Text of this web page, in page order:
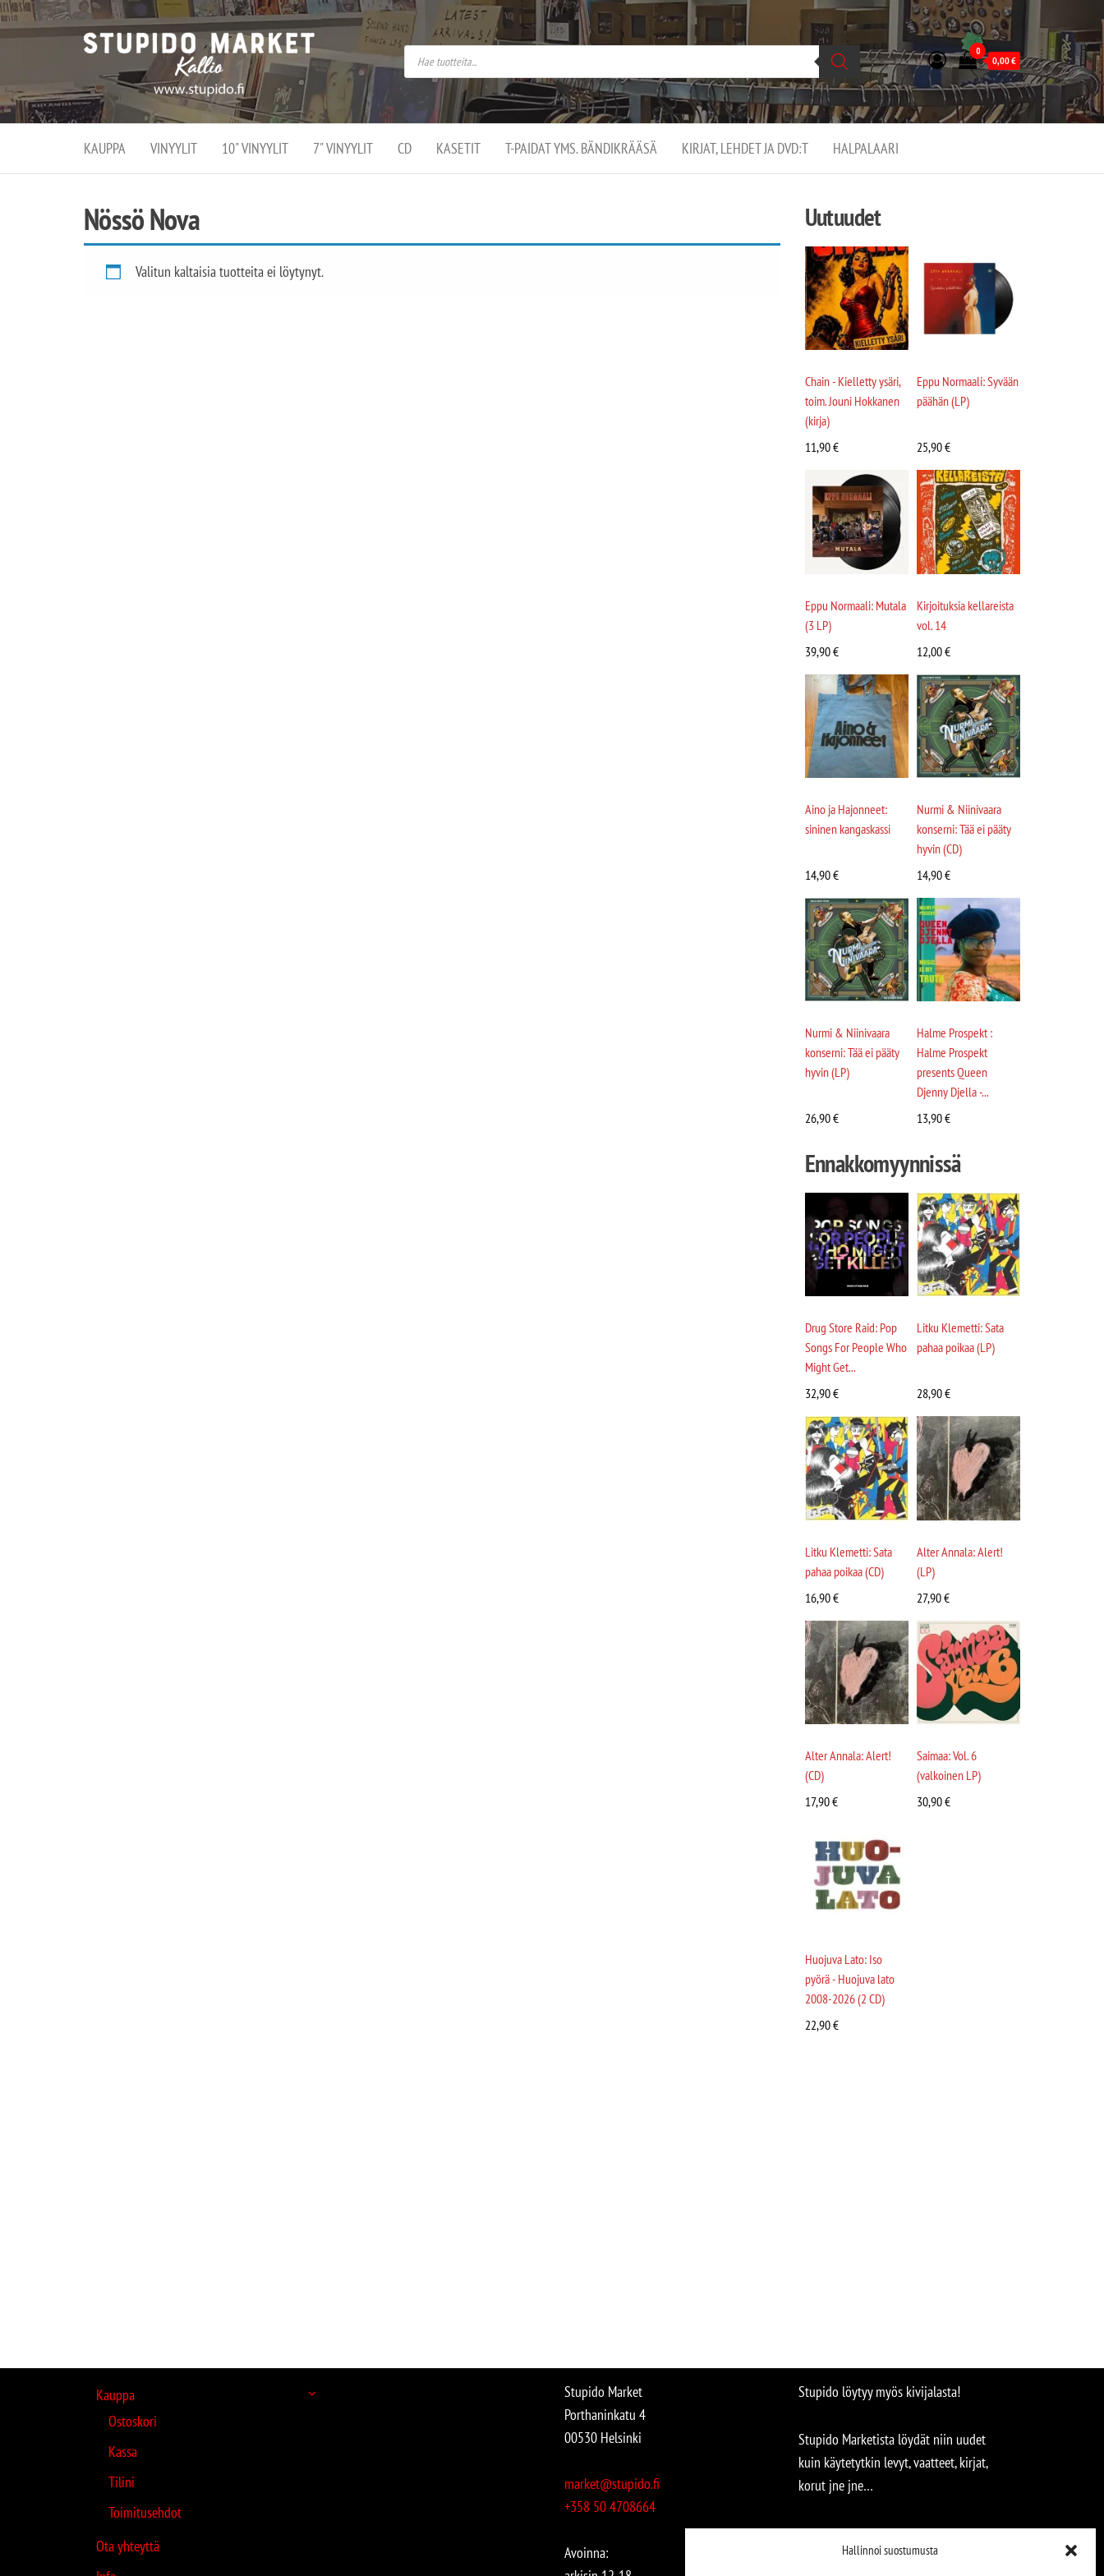
Hallinnoi suostumusta
Stupido
Market –
verkossa
ja
kivijalassa
Stupido Market on
vaihtoehtomusaan
erikoistunut
verkko- sekä
kivijalkakauppa
Helsingissä
Kallion
0
0,00€
KAUPPA VINYYLIT 10" VINYYLIT 7" VINYYLIT CD KASETIT T-PAIDAT YMS. BÄNDIKRÄÄSÄ KIRJAT, LEHDET JA DVD:T HALPALAARI
Nössö Nova
Valitun kaltaisia tuotteita ei löytynyt.
Uutuudet
Chain - Kielletty ysäri,
toim. Jouni Hokkanen
(kirja)
11,90€
Eppu Normaali: Syvään
päähän (LP)
25,90€
Eppu Normaali: Mutala
(3 LP)
39,90€
Kirjoituksia kellareista
vol. 14
12,00€
Aino ja Hajonneet:
sininen kangaskassi
14,90€
Nurmi & Niinivaara
konserni: Tää ei pääty
hyvin (CD)
14,90€
Nurmi & Niinivaara
konserni: Tää ei pääty
hyvin (LP)
26,90€
Halme Prospekt :
Halme Prospekt
presents Queen
Djenny Djella -...
13,90€
Ennakkomyynnissä
Drug Store Raid: Pop
Songs For People Who
Might Get...
32,90€
Litku Klemetti: Sata
pahaa poikaa (LP)
28,90€
Litku Klemetti: Sata
pahaa poikaa (CD)
16,90€
Alter Annala: Alert!
(LP)
27,90€
Alter Annala: Alert!
(CD)
17,90€
Saimaa: Vol. 6
(valkoinen LP)
30,90€
Huojuva Lato: Iso
pyörä - Huojuva lato
2008-2026 (2 CD)
22,90€
Kauppa
Ostoskori
Kassa
Tilini
Toimitusehdot
Ota yhteyttä
Stupido Market
Porthaninkatu 4
00530 Helsinki
market@stupido.fi
+358 50 4708664
Avoinna:
Stupido löytyy myös kivijalasta!
Stupido Marketista löydät niin uudet
kuin käytetytkin levyt, vaatteet, kirjat,
korut jne jne…